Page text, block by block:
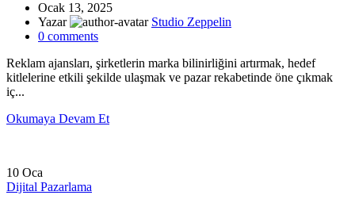
Ocak 13, 2025
Yazar
Studio Zeppelin
0 comments
Reklam ajansları, şirketlerin marka bilinirliğini artırmak, hedef
kitlelerine etkili şekilde ulaşmak ve pazar rekabetinde öne çıkmak
iç...
Okumaya Devam Et
10 Oca
Dijital Pazarlama